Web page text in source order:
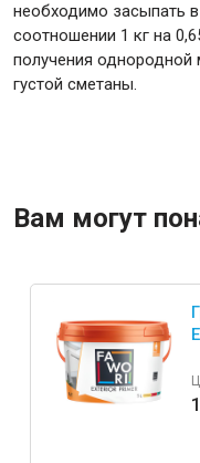
необходимо засыпать
соотношении 1 кг на
получения
густой сметаны.
Вам могут
Оборудование